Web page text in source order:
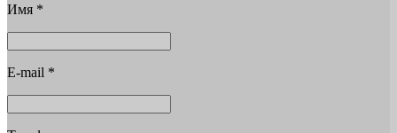
Имя *
E-mail *